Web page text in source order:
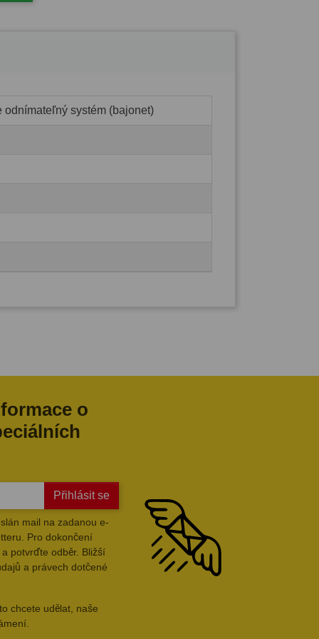
odnímateľný systém (bajonet)
o
Přihlásit se
mail na zadanou e-
Pro dokončení
potvrďte odběr. Bližší
a právech dotčené
chcete udělat, naše